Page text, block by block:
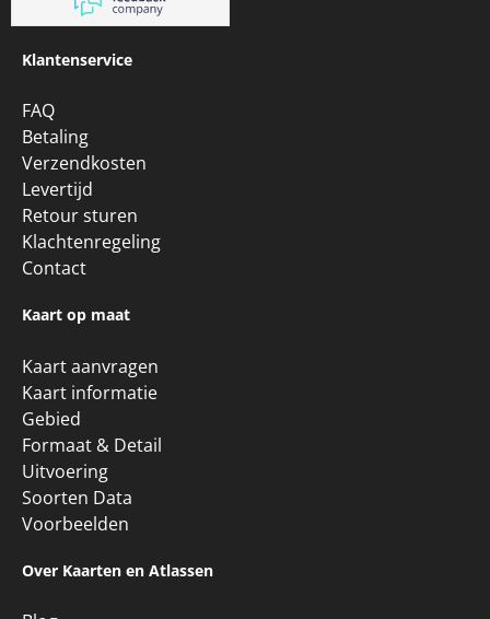
Klantenservice
FAQ
Betaling
Verzendkosten
Levertijd
Retour sturen
Klachtenregeling
Contact
Kaart op maat
Kaart aanvragen
Kaart informatie
Gebied
Formaat & Detail
Uitvoering
Soorten Data
Voorbeelden
Over Kaarten en Atlassen